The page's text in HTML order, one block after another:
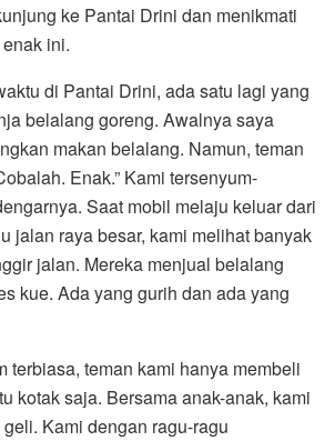
ke Pantai Drini dan menikmati
ini.
di Pantai Drini, ada satu lagi yang
belalang goreng. Awalnya saya
makan belalang. Namun, teman
Enak.” Kami tersenyum-
Saat mobil melaju keluar dari
jalan raya besar, kami melihat banyak
jalan. Mereka menjual belalang
kue. Ada yang gurih dan ada yang
terbiasa, teman kami hanya membeli
kotak saja. Bersama anak-anak, kami
Kami dengan ragu-ragu